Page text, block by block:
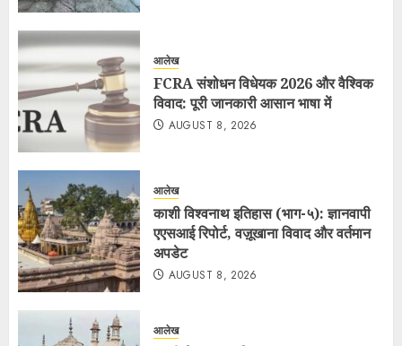
आलेख
FCRA संशोधन विधेयक 2026 और वैश्विक
विवाद: पूरी जानकारी आसान भाषा में
AUGUST 8, 2026
आलेख
काशी विश्वनाथ इतिहास (भाग-५): ज्ञानवापी
एएसआई रिपोर्ट, वज़ूखाना विवाद और वर्तमान
अपडेट
AUGUST 8, 2026
आलेख